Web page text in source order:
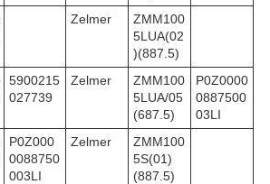
Zelmer
ZMM100
5LUA(02
)(887.5)
5900215
027739
Zelmer
ZMM100
5LUA/05
(687.5)
P0Z0000
0887500
03LI
P0Z000
0088750
003LI
Zelmer
ZMM100
5S(01)
(887.5)